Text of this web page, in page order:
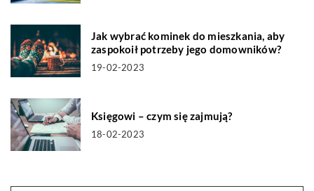
Jak wybrać kominek do mieszkania, aby
zaspokoił potrzeby jego domowników?
19-02-2023
Księgowi – czym się zajmują?
18-02-2023